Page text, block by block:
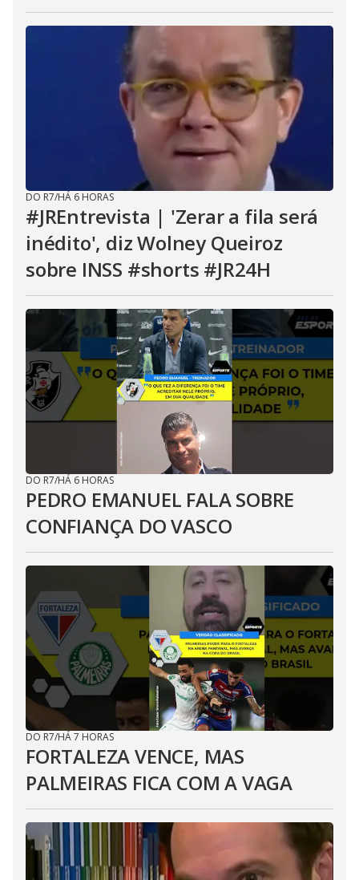
DO R7/HÁ 6 HORAS
#JREntrevista | 'Zerar a fila será
inédito', diz Wolney Queiroz
sobre INSS #shorts #JR24H
DO R7/HÁ 6 HORAS
PEDRO EMANUEL FALA SOBRE
CONFIANÇA DO VASCO
DO R7/HÁ 7 HORAS
FORTALEZA VENCE, MAS
PALMEIRAS FICA COM A VAGA